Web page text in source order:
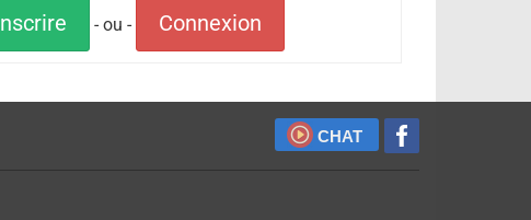
- ou - Connexion
CHAT